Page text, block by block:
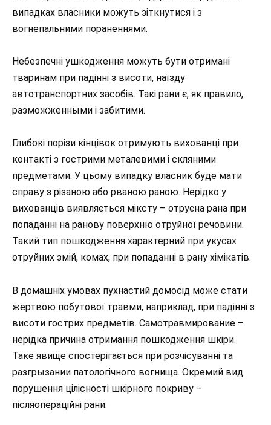
випадках власники можуть зіткнутися і з
вогнепальними пораненнями.
Небезпечні ушкодження можуть бути отримані
тваринам при падінні з висоти, наїзду
автотранспортних засобів. Такі рани є, як правило,
разможженными і забитими.
Глибокі порізи кінцівок отримують вихованці при
контакті з гострими металевими і скляними
предметами. У цьому випадку власник буде мати
справу з різаною або рваною раною. Нерідко у
вихованців виявляється міксту – отруєна рана при
попаданні на ранову поверхню отруйної речовини.
Такий тип пошкодження характерний при укусах
отруйних змій, комах, при попаданні в рану хімікатів.
В домашніх умовах пухнастий домосід може стати
жертвою побутової травми, наприклад, при падінні з
висоти гострих предметів. Самотравмирование –
нерідка причина отримання пошкодження шкіри.
Таке явище спостерігається при розчісуванні та
разгрызании патологічного вогнища. Окремий вид
порушення цілісності шкірного покриву –
післяопераційні рани.